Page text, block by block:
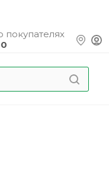
покупателях